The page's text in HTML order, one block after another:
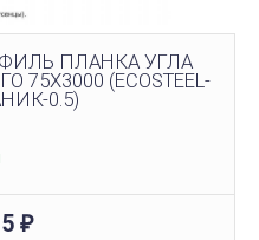
ПЛАНКА УГЛА
(ECOSTEEL-
0.5)
₽